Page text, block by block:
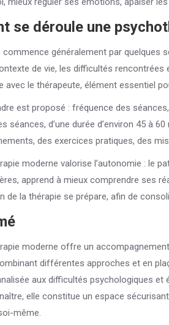
se déroule une
généralement par quelques
de vie, les difficultés
avec le thérapeute, élément essentiel
est proposé : fréquence des
séances, d’une durée d’environ 45 à
des exercices pratiques, des
moderne valorise l’autonomie : le
apprend à mieux comprendre ses
de la thérapie se prépare, afin de
moderne offre un
différentes approches et en
aux difficultés psychologiques et
elle constitue un espace
même.